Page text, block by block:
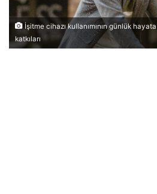
İşitme cihazı kullanımının günlük
katkıları